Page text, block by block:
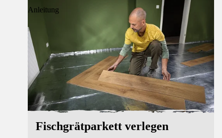
Anleitung
Fischgrätparkett verlegen